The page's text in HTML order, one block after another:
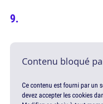
Contenu bloqué
Ce contenu est fourni par un
devez accepter les cookies